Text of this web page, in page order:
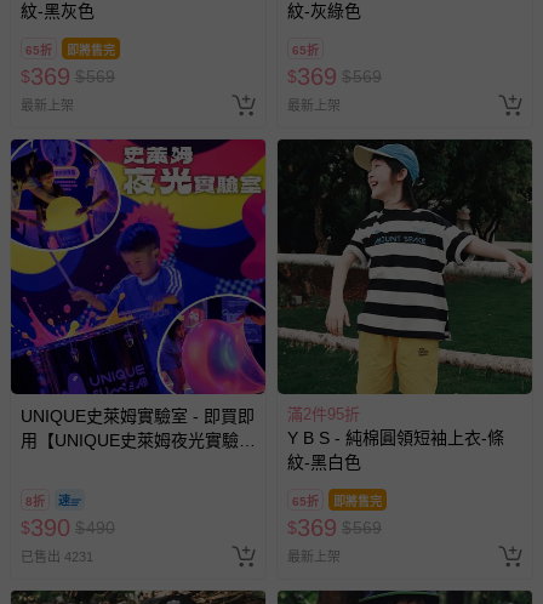
紋-黑灰色
65折 即將售完
$369 $569
最新上架
紋-灰綠色
65折
$369 $569
最新上架
UNIQUE史萊姆實驗室 - 即買即
用【UNIQUE史萊姆夜光實驗室
8/30 (電子票券，於展期現場憑
訂單編號兌換，逾期作廢) (大
人小孩均一價(3歲以上需購票))
8折
$390 $490
已售出 4231
滿2件95折
Y B S - 純棉圓領短袖上衣-條
紋-黑白色
65折 即將售完
$369 $569
最新上架